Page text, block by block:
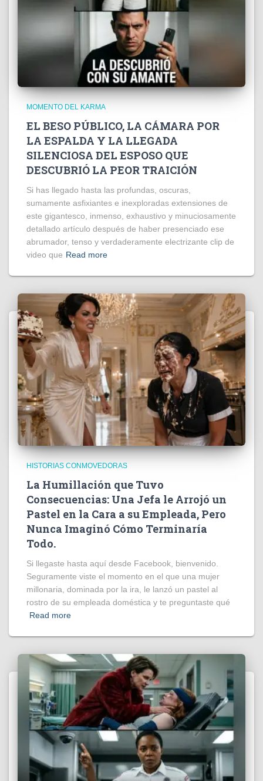
MOMENTO DEL KARMA
EL BESO PÚBLICO, LA CÁMARA POR
LA ESPALDA Y LA LLEGADA
SILENCIOSA DEL ESPOSO QUE
DESCUBRIÓ LA PEOR TRAICIÓN
Si has llegado hasta las profundas, oscuras,
sumamente asfixiantes e inexploradas extensiones de
este gigantesco, inmenso, exhaustivo y minuciosamente
detallado artículo después de haber presenciado ese
abrumador, tenso y verdaderamente electrizante clip de
video que Read more
HISTORIAS CONMOVEDORAS
La Humillación que Tuvo
Consecuencias: Una Jefa le Arrojó un
Pastel en la Cara a su Empleada, Pero
Nunca Imaginó Cómo Terminaría
Todo.
Si llegaste hasta aquí desde Facebook, bienvenido.
Seguramente viste el momento en el que una mujer
millonaria, dominada por la ira, le lanzó un pastel al
rostro de su empleada doméstica y te preguntaste qué
Read more